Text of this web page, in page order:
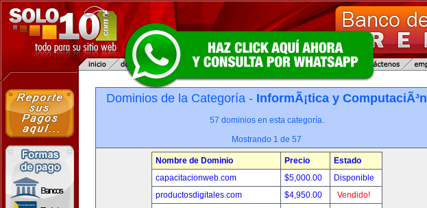
Dominios de la Categoría - InformÃ¡tica y ComputaciÃ³n
57 dominios en esta categoría.
Mostrando 1 de 57
Nombre de Dominio Precio
Estado
capacitacionweb.com
$5,000.00
Disponible
productosdigitales.com
$4,950.00
Vendido!